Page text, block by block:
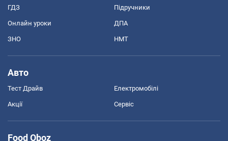
ГДЗ Підручники
Онлайн уроки ДПА
ЗНО НМТ
Авто
Тест Драйв Електромобілі
Акції Сервіс
Food Oboz